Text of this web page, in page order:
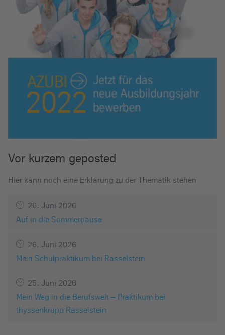
Vor kurzem geposted
Hier kann noch eine Erklärung zu der Thematik stehen
26. Juni 2026
Auf in die Sommerpause
26. Juni 2026
Mein Schulpraktikum bei Rasselstein
25. Juni 2026
Mein Weg in die Berufswelt – Praktikum bei
thyssenkrupp Rasselstein